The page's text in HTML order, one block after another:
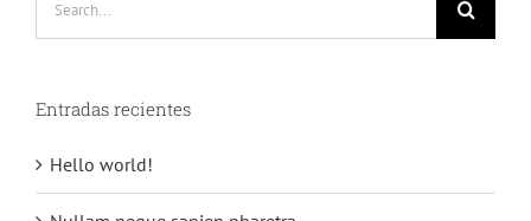
Entradas recientes
Hello world!